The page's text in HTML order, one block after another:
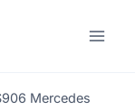
Mercedes